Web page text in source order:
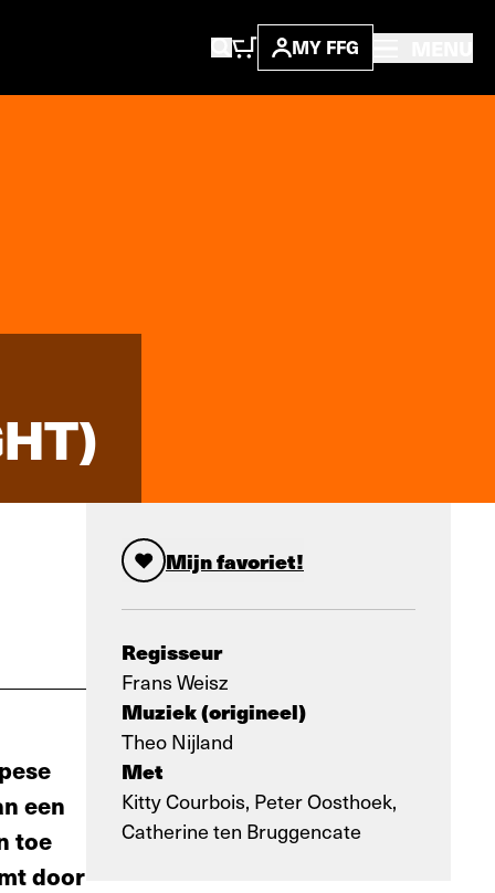
MY FFG
Mijn favoriet!
Regisseur
Frans Weisz
Muziek (origineel)
Theo Nijland
Met
Kitty Courbois, Peter Oosthoek,
Catherine ten Bruggencate
een
toe
door